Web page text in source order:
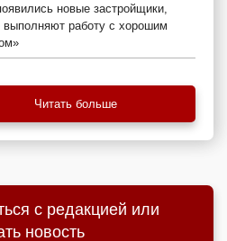
новые застройщики,
выполняют работу с хорошим
Читать больше
с редакцией или
новость